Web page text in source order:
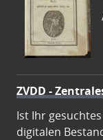
ZVDD -
Ist Ihr
digitalen